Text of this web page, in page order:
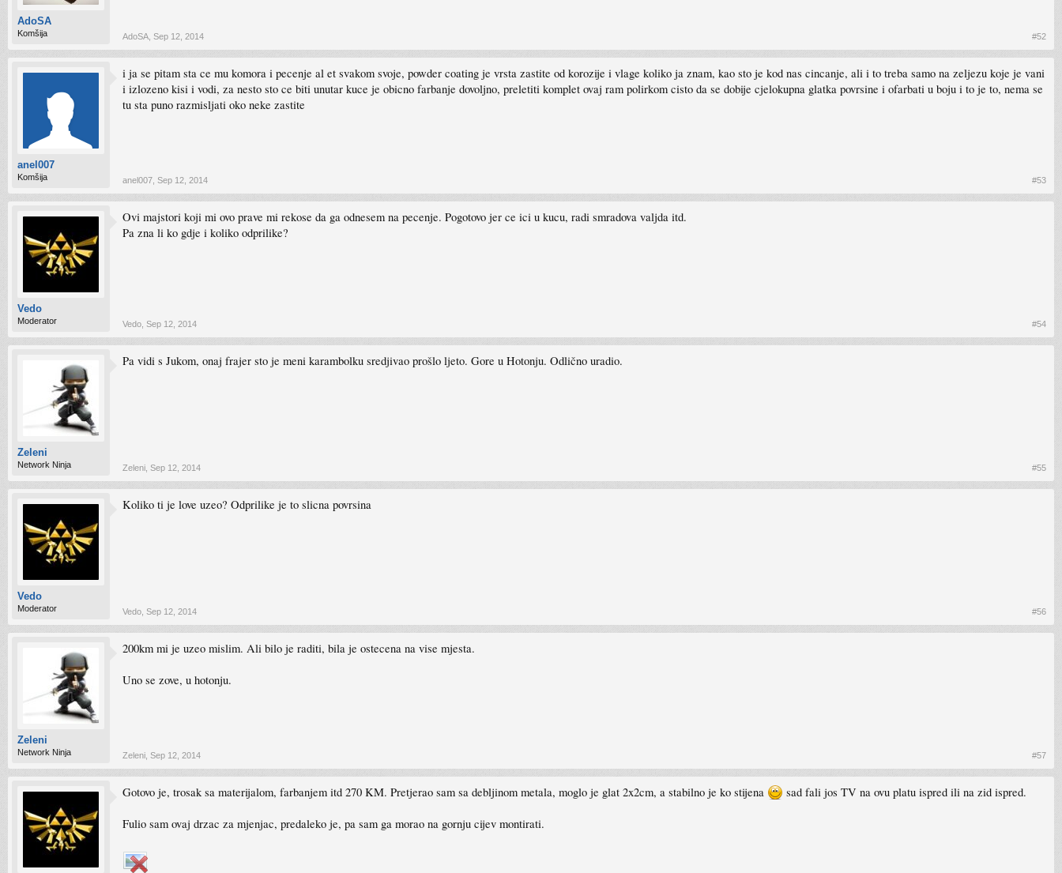
AdoSA
Komšija AdoSA Sep 12, 2014 #52
anel007
Komšija
i ja se pitam sta ce mu komora i pecenje al et svakom svoje, powder coating je vrsta zastite od korozije i vlage koliko ja znam, kao sto je kod nas cincanje, ali i to treba samo na zeljezu koje je vani
i izlozeno kisi i vodi, za nesto sto ce biti unutar kuce je obicno farbanje dovoljno, preletiti komplet ovaj ram polirkom cisto da se dobije cjelokupna glatka povrsine i ofarbati u boju i to je to, nema se
tu sta puno razmisljati oko neke zastite
anel007 Sep 12, 2014 #53
Vedo
Moderator
Ovi majstori koji mi ovo prave mi rekose da ga odnesem na pecenje. Pogotovo jer ce ici u kucu, radi smradova valjda itd.
Pa zna li ko gdje i koliko odprilike?
Vedo Sep 12, 2014 #54
Zeleni
Network Ninja
Pa vidi s Jukom, onaj frajer sto je meni karambolku sredjivao prošlo ljeto. Gore u Hotonju. Odlično uradio.
Zeleni Sep 12, 2014 #55
Vedo
Moderator
Koliko ti je love uzeo? Odprilike je to slicna povrsina
Vedo Sep 12, 2014 #56
Zeleni
Network Ninja
200km mi je uzeo mislim. Ali bilo je raditi, bila je ostecena na vise mjesta.
Uno se zove, u hotonju.
Zeleni Sep 12, 2014 #57
Gotovo je, trosak sa materijalom, farbanjem itd 270 KM. Pretjerao sam sa debljinom metala, moglo je glat 2x2cm, a stabilno je ko stijena sad fali jos TV na ovu platu ispred ili na zid ispred.
Fulio sam ovaj drzac za mjenjac, predaleko je, pa sam ga morao na gornju cijev montirati.